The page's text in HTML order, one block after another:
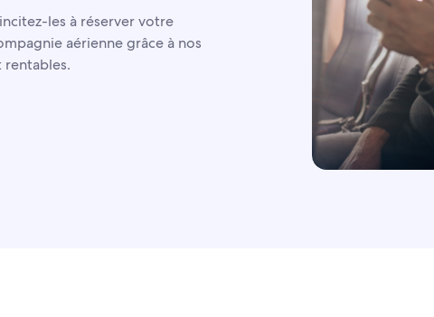
les à réserver votre
aérienne grâce à nos